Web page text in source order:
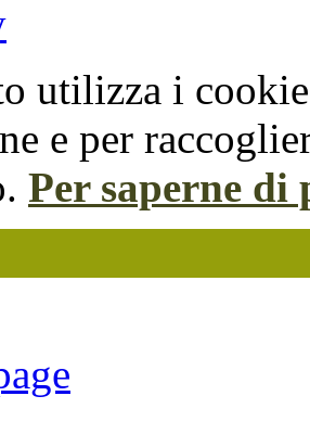
utilizza i
e per
Per saperne di